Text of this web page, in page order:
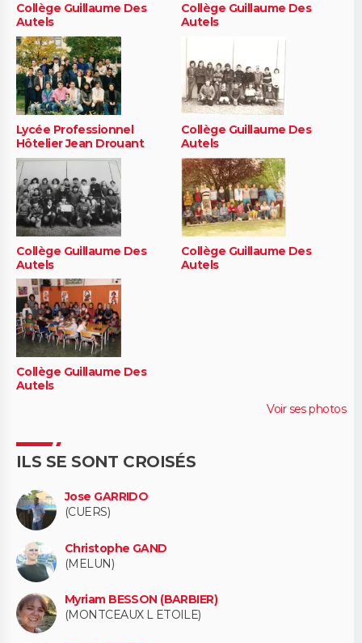
Collège Guillaume Des
Autels
Collège Guillaume Des
Autels
Lycée Professionnel
Hôtelier Jean Drouant
Collège Guillaume Des
Autels
Collège Guillaume Des
Autels
Collège Guillaume Des
Autels
Collège Guillaume Des
Autels
Voir ses photos
ILS SE SONT CROISÉS
Jose GARRIDO
(CUERS)
Christophe GAND
(MELUN)
Myriam BESSON (BARBIER)
(MONTCEAUX L ETOILE)